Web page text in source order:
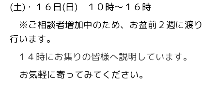
(土)・１６日(日) １０時～１６時
※ご相談者増加中のため、お盆前２週に渡り
行います。
１４時にお集りの皆様へ説明しています。
お気軽に寄ってみてください。